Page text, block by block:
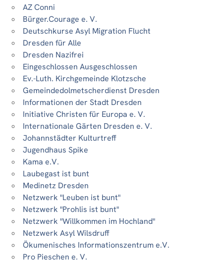
AZ Conni
Bürger.Courage e. V.
Deutschkurse Asyl Migration Flucht
Dresden für Alle
Dresden Nazifrei
Eingeschlossen Ausgeschlossen
Ev.-Luth. Kirchgemeinde Klotzsche
Gemeindedolmetscherdienst Dresden
Informationen der Stadt Dresden
Initiative Christen für Europa e. V.
Internationale Gärten Dresden e. V.
Johannstädter Kulturtreff
Jugendhaus Spike
Kama e.V.
Laubegast ist bunt
Medinetz Dresden
Netzwerk "Leuben ist bunt"
Netzwerk "Prohlis ist bunt"
Netzwerk "Willkommen im Hochland"
Netzwerk Asyl Wilsdruff
Ökumenisches Informationszentrum e.V.
Pro Pieschen e. V.